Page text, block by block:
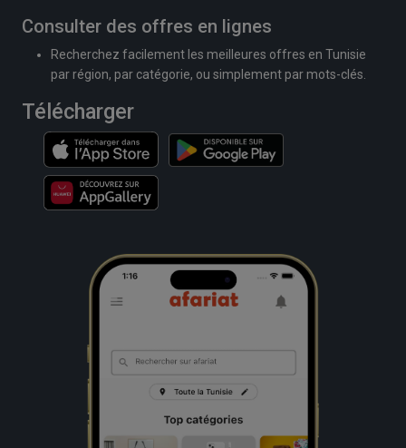
Consulter des offres en lignes
Recherchez facilement les meilleures offres en Tunisie
par région, par catégorie, ou simplement par mots-clés.
Télécharger